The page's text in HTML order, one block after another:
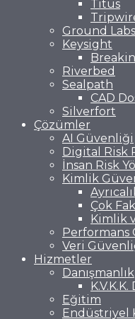
Titus
Ground Labs
Keysight
Riverbed
Sealpath
CAD
Silverfort
Çözümler
AI Güvenliği
Digital Risk
İnsan Risk
Kimlik
Çok
Kimlik
Performans
Veri
Hizmetler
Danışmanlık
Eğitim
Endüstriyel